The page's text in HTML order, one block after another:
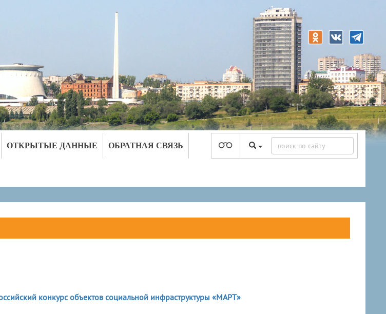
ОТКРЫТЫЕ ДАННЫЕ ОБРАТНАЯ СВЯЗЬ
конкурс объектов социальной инфраструктуры «МАРТ»